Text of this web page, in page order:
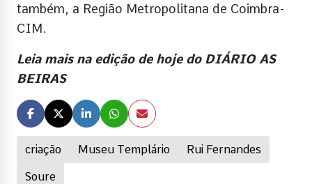
criação Museu Templário Rui Fernandes
Soure
também, a Região Metropolitana de Coimbra-
CIM.
Leia mais na edição de hoje do DIÁRIO AS
BEIRAS